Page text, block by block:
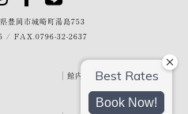
豊岡市城崎町湯島753
/ FAX.0796-32-2637
館内・施設